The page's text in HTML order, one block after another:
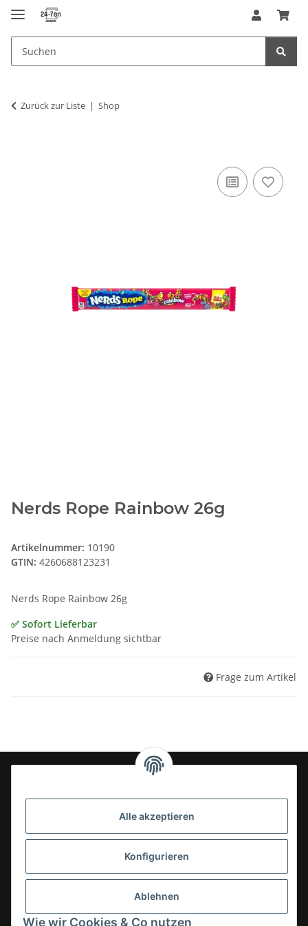
Alle akzeptieren
Konfigurieren
Ablehnen
Wie wir Cookies & Co nutzen
Zurück zur Liste Shop
Nerds Rope Rainbow 26g
Artikelnummer: 10190
GTIN: 4260688123231
Nerds Rope Rainbow 26g
✅ Sofort Lieferbar
Preise nach Anmeldung sichtbar
Frage zum Artikel
24-7en Kioskbedarf GmbH
- Sezer Kahveci & Cengiz Inci
33142 Büren, Deutschland